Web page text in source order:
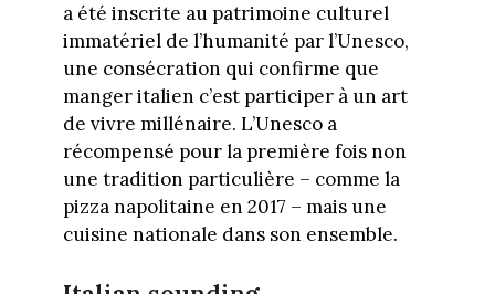
a été inscrite au patrimoine culturel
immatériel de l’humanité par l’Unesco,
une consécration qui confirme que
manger italien c’est participer à un art
de vivre millénaire. L’Unesco a
récompensé pour la première fois non
une tradition particulière – comme la
pizza napolitaine en 2017 – mais une
cuisine nationale dans son ensemble.